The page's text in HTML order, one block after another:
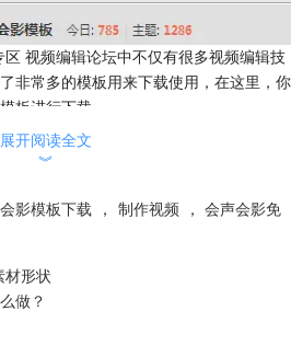
视频编辑论坛中不仅有很多视频编辑技
非常多的模板用来下载使用，在这里，你
板进行下载。
展开阅读全文
︾
影模板下载 ， 制作视频 ，
会声会影免
材形状
做？